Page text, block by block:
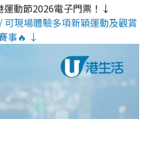
動節2026電子門票！↓
現場體驗多項新穎運動及觀賞
事🔥 ↓